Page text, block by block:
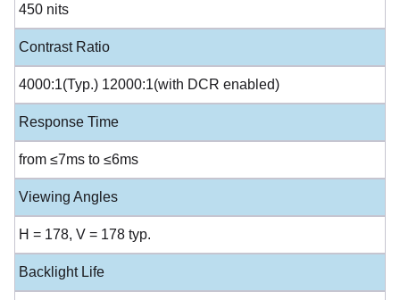
450 nits
Contrast Ratio
4000:1(Typ.) 12000:1(with DCR enabled)
Response Time
from ≤7ms to ≤6ms
Viewing Angles
H = 178, V = 178 typ.
Backlight Life